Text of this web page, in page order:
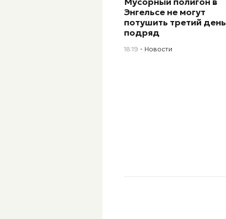
Энгельсе не могут
потушить третий день
подряд
18:19 Новости